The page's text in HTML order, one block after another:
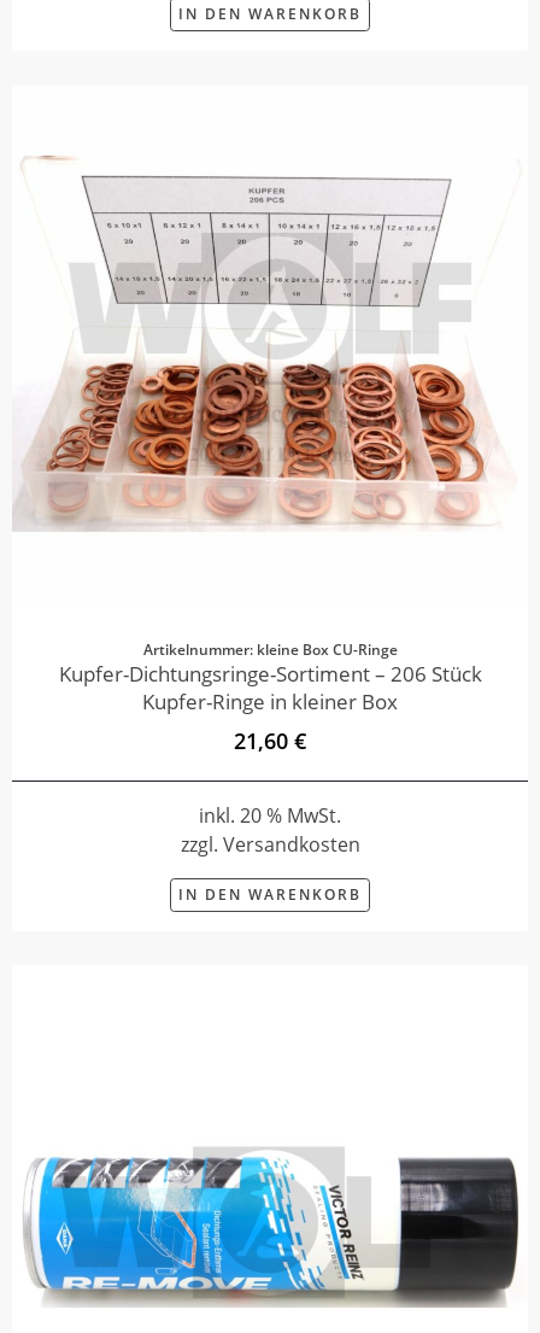
IN DEN WARENKORB
Artikelnummer: kleine Box CU-Ringe
Kupfer-Dichtungsringe-Sortiment – 206 Stück
Kupfer-Ringe in kleiner Box
21,60 €
inkl. 20 % MwSt.
zzgl. Versandkosten
IN DEN WARENKORB